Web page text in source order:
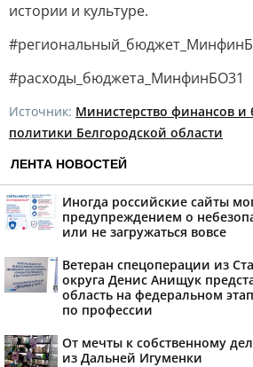
истории и культуре.
#расходы_бюджета_МинфинБО31
Источник: Министерство финансов
политики Белгородской области
ЛЕНТА НОВОСТЕЙ
Иногда российские сайты
предупреждением о
или не загружаться вовсе
Ветеран спецоперации из
округа Денис Анищук
область на федеральном
по профессии
От мечты к собственному
из Дальней Игуменки